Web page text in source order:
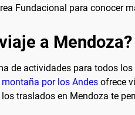
Fundacional para conocer
a Mendoza?
de actividades para todos
por los Andes ofrece
traslados en Mendoza te